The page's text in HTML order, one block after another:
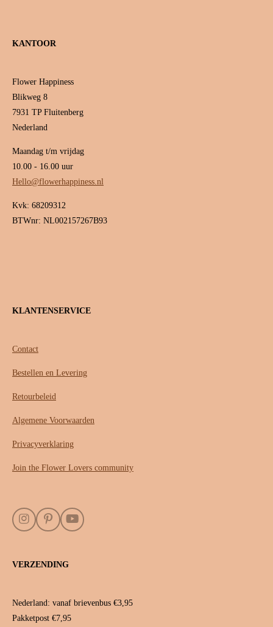
KANTOOR
Flower Happiness
Blikweg 8
7931 TP Fluitenberg
Nederland
Maandag t/m vrijdag
10.00 - 16.00 uur
Hello@flowerhappiness.nl
Kvk: 68209312
BTWnr: NL002157267B93
KLANTENSERVICE
Contact
Bestellen en Levering
Retourbeleid
Algemene Voorwaarden
Privacyverklaring
Join the Flower Lovers community
I
a
a
P
e
s
Y
VERZENDING
Nederland: vanaf brievenbus €3,95
Pakketpost €7,95